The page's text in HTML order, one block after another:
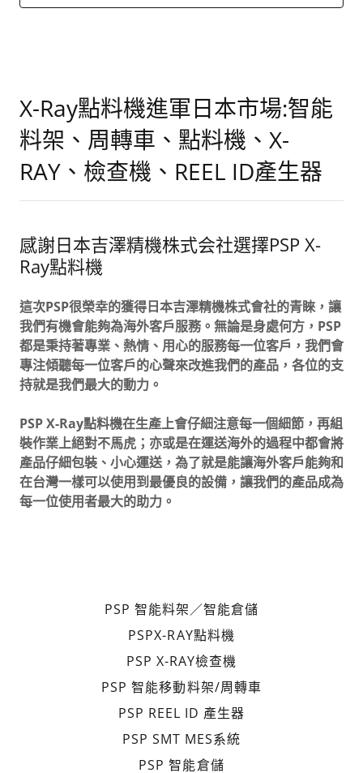
X-Ray點料機進軍日本市場:智能
料架、周轉車、點料機、X-
RAY、檢查機、REEL ID產生器
感謝日本吉澤精機株式会社選擇PSP X-
Ray點料機
這次PSP很榮幸的獲得日本吉澤精機株式會社的青睞，讓
我們有機會能夠為海外客戶服務。無論是身處何方，PSP
都是秉持著專業、熱情、用心的服務每一位客戶，我們會
專注傾聽每一位客戶的心聲來改進我們的產品，各位的支
持就是我們最大的動力。
PSP X-Ray點料機在生產上會仔細注意每一個細節，再組
裝作業上絕對不馬虎；亦或是在運送海外的過程中都會將
產品仔細包裝、小心運送，為了就是能讓海外客戶能夠和
在台灣一樣可以使用到最優良的設備，讓我們的產品成為
每一位使用者最大的助力。
PSP 智能料架／智能倉儲
PSPX-RAY點料機
PSP X-RAY檢查機
PSP 智能移動料架/周轉車
PSP REEL ID 產生器
PSP SMT MES系統
PSP 智能倉儲